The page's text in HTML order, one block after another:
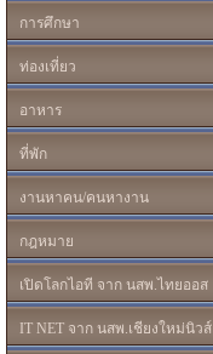
การศึกษา
ท่องเที่ยว
อาหาร
ที่พัก
งานหาคน/คนหางาน
กฎหมาย
เปิดโลกไอที จาก นสพ.ไทยออส
IT NET จาก นสพ.เชียงใหม่นิวส์